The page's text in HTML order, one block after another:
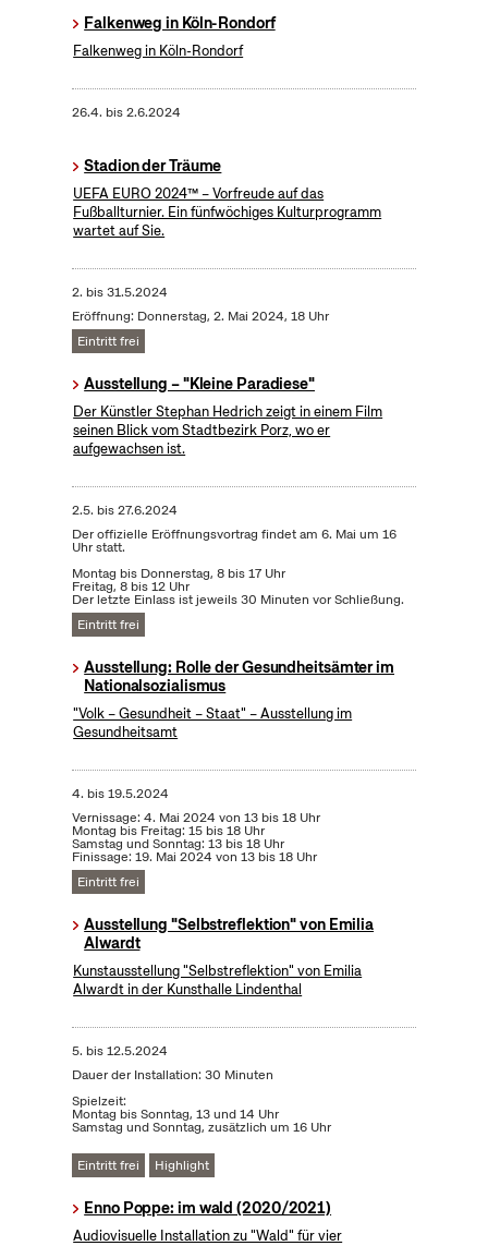
Falkenweg in Köln-Rondorf
Falkenweg in Köln-Rondorf
26.4. bis2.6.2024
Stadion der Träume
UEFA EURO 2024™ – Vorfreude auf das
Fußballturnier. Ein fünfwöchiges Kulturprogramm
wartet auf Sie.
2. bis31.5.2024
Eröffnung: Donnerstag, 2. Mai 2024, 18 Uhr
Eintritt frei
Ausstellung – "Kleine Paradiese"
Der Künstler Stephan Hedrich zeigt in einem Film
seinen Blick vom Stadtbezirk Porz, wo er
aufgewachsen ist.
2.5. bis27.6.2024
Der offizielle Eröffnungsvortrag findet am 6. Mai um 16
Uhr statt.
Montag bis Donnerstag, 8 bis 17 Uhr
Freitag, 8 bis 12 Uhr
Der letzte Einlass ist jeweils 30 Minuten vor Schließung.
Eintritt frei
Ausstellung: Rolle der Gesundheitsämter im
Nationalsozialismus
"Volk – Gesundheit – Staat" – Ausstellung im
Gesundheitsamt
4. bis19.5.2024
Vernissage: 4. Mai 2024 von 13 bis 18 Uhr
Montag bis Freitag: 15 bis 18 Uhr
Samstag und Sonntag: 13 bis 18 Uhr
Finissage: 19. Mai 2024 von 13 bis 18 Uhr
Eintritt frei
Ausstellung "Selbstreflektion" von Emilia
Alwardt
Kunstausstellung "Selbstreflektion" von Emilia
Alwardt in der Kunsthalle Lindenthal
5. bis12.5.2024
Dauer der Installation: 30 Minuten
Spielzeit:
Montag bis Sonntag, 13 und 14 Uhr
Samstag und Sonntag, zusätzlich um 16 Uhr
Eintritt frei Highlight
Enno Poppe: im wald (2020/2021)
Audiovisuelle Installation zu "Wald" für vier